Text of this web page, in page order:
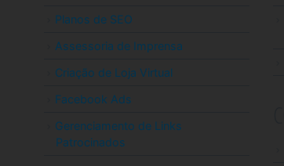
Planos de SEO
Assessoria de Imprensa
Criação de Loja Virtual
Facebook Ads
Gerenciamento de Links
Patrocinados